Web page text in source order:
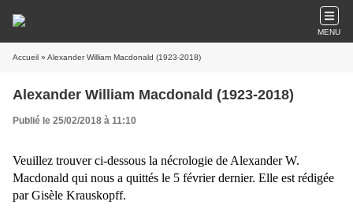
MENU
Accueil » Alexander William Macdonald (1923-2018)
Alexander William Macdonald (1923-2018)
Publié le 25/02/2018 à 11:10
Veuillez trouver ci-dessous la nécrologie de Alexander W.
Macdonald qui nous a quittés le 5 février dernier. Elle est rédigée
par Gisèle Krauskopff.